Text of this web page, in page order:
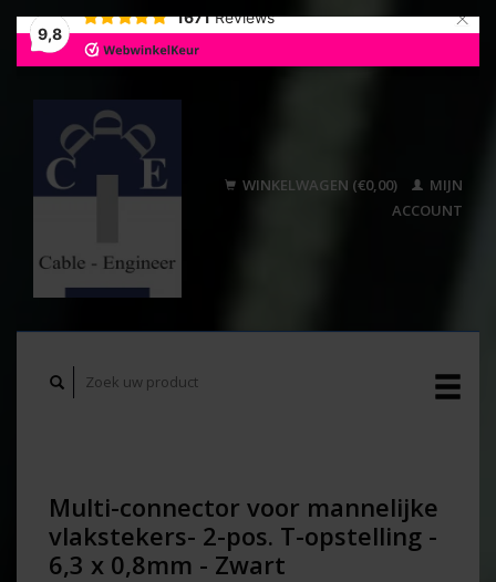
9,8
1671 Reviews ×
WINKELWAGEN (€0,00)
MIJN
ACCOUNT
Multi-connector voor mannelijke
vlakstekers- 2-pos. T-opstelling -
6,3 x 0,8mm - Zwart